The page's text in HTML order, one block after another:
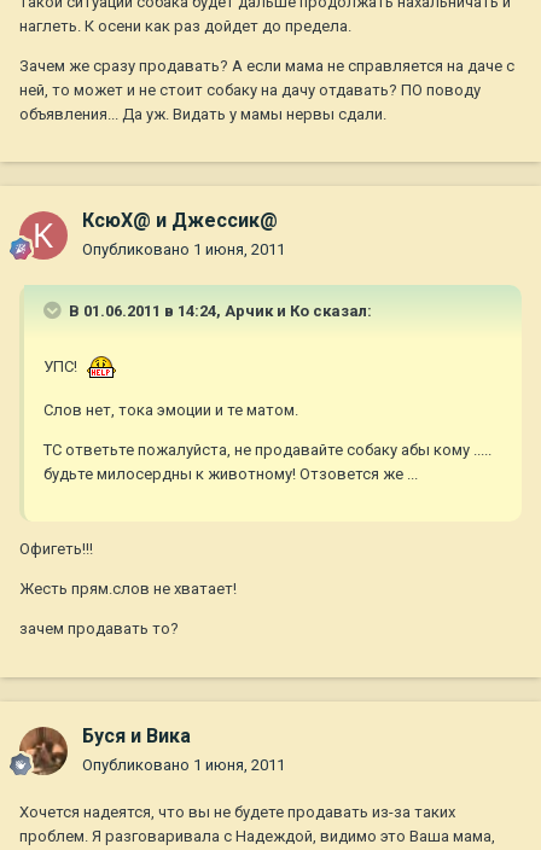
наглеть. К осени как раз дойдет до предела.
Зачем же сразу продавать? А если мама не справляется на даче с
ней, то может и не стоит собаку на дачу отдавать? ПО поводу
объявления... Да уж. Видать у мамы нервы сдали.
КсюХ@ и Джессик@
Опубликовано 1 июня, 2011
В 01.06.2011 в 14:24, Арчик и Ко сказал:
УПС!
Слов нет, тока эмоции и те матом.
ТС ответьте пожалуйста, не продавайте собаку абы кому .....
будьте милосердны к животному! Отзовется же ...
Офигеть!!!
Жесть прям.слов не хватает!
зачем продавать то?
Буся и Вика
Опубликовано 1 июня, 2011
Хочется надеятся, что вы не будете продавать из-за таких
проблем. Я разговаривала с Надеждой, видимо это Ваша мама,